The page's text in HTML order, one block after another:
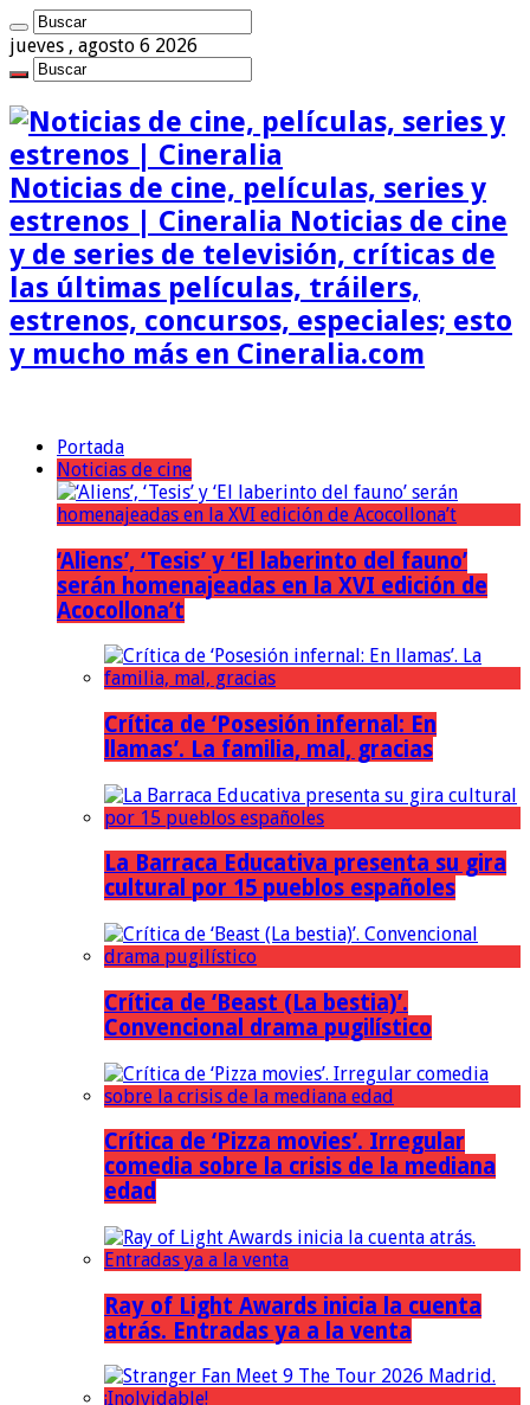
jueves , agosto 6 2026
Noticias de cine, películas, series y
estrenos | Cineralia Noticias de cine
y de series de televisión, críticas de
las últimas películas, tráilers,
estrenos, concursos, especiales; esto
y mucho más en Cineralia.com
Portada
Noticias de cine
‘Aliens’, ‘Tesis’ y ‘El laberinto del fauno’
serán homenajeadas en la XVI edición de
Acocollona’t
Crítica de ‘Posesión infernal: En
llamas’. La familia, mal, gracias
La Barraca Educativa presenta su gira
cultural por 15 pueblos españoles
Crítica de ‘Beast (La bestia)’.
Convencional drama pugilístico
Crítica de ‘Pizza movies’. Irregular
comedia sobre la crisis de la mediana
edad
Ray of Light Awards inicia la cuenta
atrás. Entradas ya a la venta